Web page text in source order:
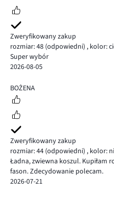
Zweryfikowany zakup
rozmiar: 48 (odpowiedni) , kolor:
Super wybór
2026-08-05
5
BOŻENA
Zweryfikowany zakup
rozmiar: 44 (odpowiedni) , kolor:
Ładna, zwiewna koszul. Kupiłam
fason. Zdecydowanie polecam.
2026-07-21